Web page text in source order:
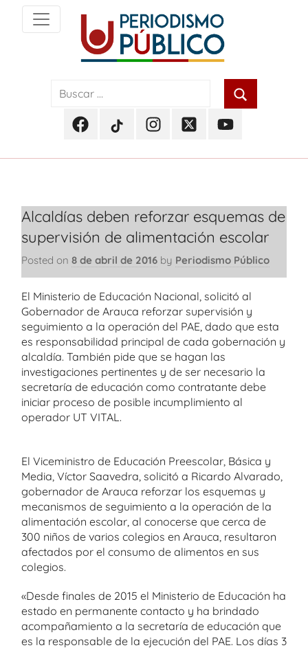
content
Periodismo
PúblicoFacebook
Periodismo
TikTok
Periodismo
InstagramTwitterYoutube
Alcaldías deben reforzar esquemas de
supervisión de alimentación escolar
Posted on 8 de abril de 2016 by Periodismo Público
El Ministerio de Educación Nacional, solicitó al
Gobernador de Arauca reforzar supervisión y
seguimiento a la operación del PAE, dado que esta
es responsabilidad principal de cada gobernación y
alcaldía. También pide que se hagan las
investigaciones pertinentes y de ser necesario la
secretaría de educación como contratante debe
iniciar proceso de posible incumplimiento al
operador UT VITAL.
El Viceministro de Educación Preescolar, Básica y
Media, Víctor Saavedra, solicitó a Ricardo Alvarado,
gobernador de Arauca reforzar los esquemas y
mecanismos de seguimiento a la operación de la
alimentación escolar, al conocerse que cerca de
300 niños de varios colegios en Arauca, resultaron
afectados por el consumo de alimentos en sus
colegios.
«Desde finales de 2015 el Ministerio de Educación ha
estado en permanente contacto y ha brindado
acompañamiento a la secretaría de educación que
es la responsable de la ejecución del PAE. Los días 3